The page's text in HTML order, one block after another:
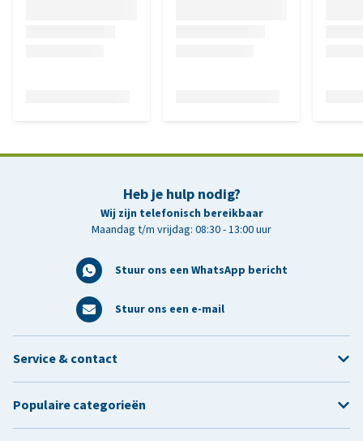
Heb je hulp nodig?
Wij zijn telefonisch bereikbaar
Maandag t/m vrijdag: 08:30 - 13:00 uur
Stuur ons een WhatsApp bericht
Stuur ons een e-mail
Service & contact
Populaire categorieën